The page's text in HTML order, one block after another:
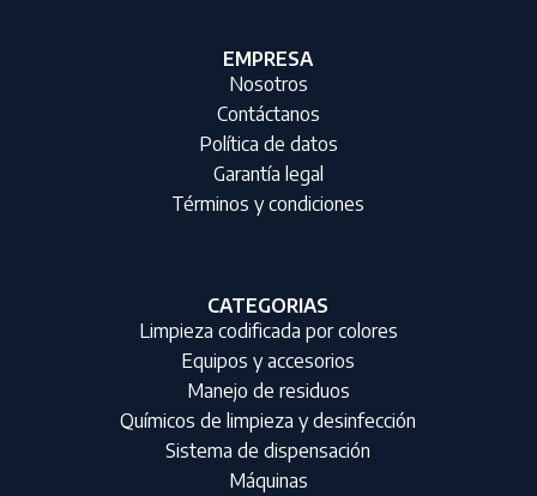
EMPRESA
Nosotros
Contáctanos
Política de datos
Garantía legal
Términos y condiciones
CATEGORIAS
Limpieza codificada por colores
Equipos y accesorios
Manejo de residuos
Químicos de limpieza y desinfección
Sistema de dispensación
Máquinas